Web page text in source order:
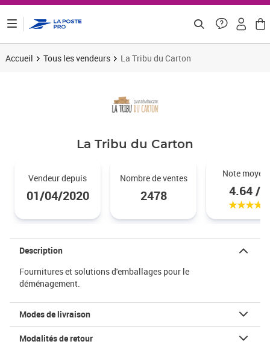
Accueil Tous les vendeurs La Tribu du Carton
La Tribu du Carton
Vendeur depuis
01/04/2020
Nombre de ventes
2478
Note
4.64 / 5
Description
Fournitures et solutions d'emballages pour le
déménagement.
Modes de livraison
Modalités de retour